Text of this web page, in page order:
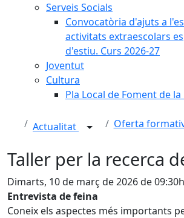
Serveis Socials
Convocatòria d'ajuts a
activitats extraescolars
d'estiu. Curs 2026-27
Joventut
Cultura
Pla Local de Foment de
Actualitat Oferta
Taller per la recerca
Dimarts, 10 de març de 2026 de
Entrevista de feina
Coneix els aspectes més importants